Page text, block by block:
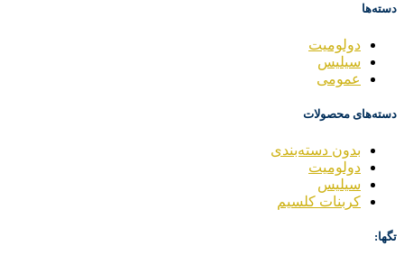
دسته‌ها
دولومیت
سیلیس
عمومی
دسته‌های محصولات
بدون دسته‌بندی
دولومیت
سیلیس
کربنات کلسیم
تگها: